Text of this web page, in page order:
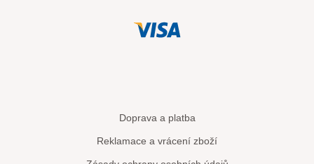
Doprava a platba
Reklamace a vrácení zboží